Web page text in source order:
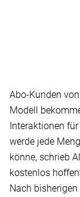
Abo-Kunden
Modell
Interaktionen
werde jede
könne, schrieb
kostenlos
Nach